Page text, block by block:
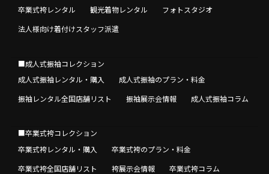
卒業式袴レンタル
観光着物レンタル
フォトスタジオ
法人様向け着付けスタッフ派遣
■成人式振袖コレクション
成人式振袖レンタル・購入
成人式振袖のプラン・料金
振袖レンタル全国店舗リスト
振袖展示会情報 成人式振袖コラム
■卒業式袴コレクション
卒業式袴レンタル・購入
卒業式袴のプラン・料金
卒業式袴全国店舗リスト
袴展示会情報 卒業式袴コラム